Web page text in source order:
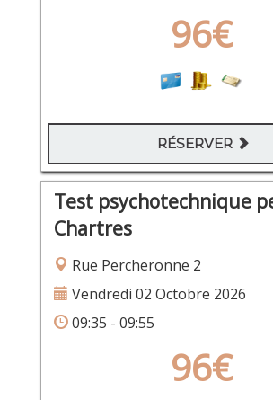
96€
RÉSERVER
Test psychotechnique
Chartres
Rue Percheronne 2
Vendredi 02 Octobre 2026
09:35 - 09:55
96€